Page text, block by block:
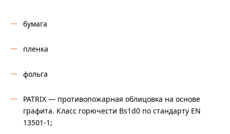
бумага
пленка
фольга
PATRIX — противопожарная облицовка на основе
графита. Класс горючести Bs1d0 по стандарту EN
13501-1;